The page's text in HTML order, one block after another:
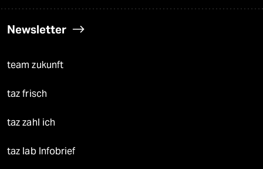
Newsletter
team zukunft
taz frisch
taz zahl ich
taz lab Infobrief